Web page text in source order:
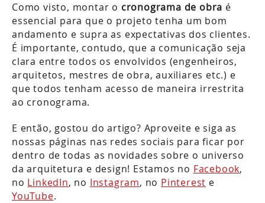
Como visto, montar o cronograma de obra é
essencial para que o projeto tenha um bom
andamento e supra as expectativas dos clientes.
É importante, contudo, que a comunicação seja
clara entre todos os envolvidos (engenheiros,
arquitetos, mestres de obra, auxiliares etc.) e
que todos tenham acesso de maneira irrestrita
ao cronograma.
E então, gostou do artigo? Aproveite e siga as
nossas páginas nas redes sociais para ficar por
dentro de todas as novidades sobre o universo
da arquitetura e design! Estamos no Facebook,
no LinkedIn, no Instagram, no Pinterest e
YouTube.